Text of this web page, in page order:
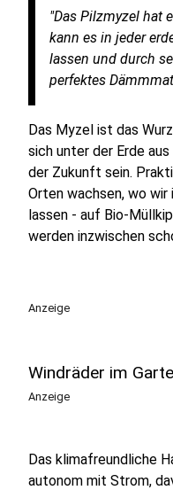
"Das Pilzmyzel hat
kann es in jeder
lassen und durch
perfektes
Das Myzel ist das
sich unter der Erde
der Zukunft sein.
Orten wachsen, wo
lassen - auf Bio-
werden inzwischen
Anzeige
Windräder im
Anzeige
Das klimafreundliche
autonom mit Strom,